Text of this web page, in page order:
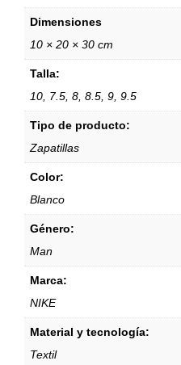
Dimensiones
10 × 20 × 30 cm
Talla:
10, 7.5, 8, 8.5, 9, 9.5
Tipo de producto:
Zapatillas
Color:
Blanco
Género:
Man
Marca:
NIKE
Material y tecnología:
Textil